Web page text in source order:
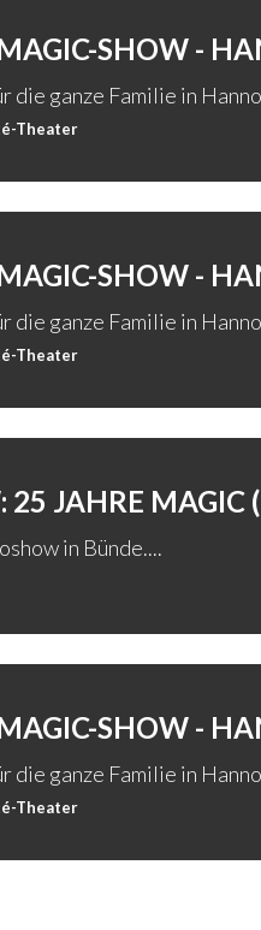
SHOW -
die ganze Familie in
Theater
SHOW -
die ganze Familie in
Theater
25 JAHRE MAGIC
in Bünde....
SHOW -
die ganze Familie in
Theater